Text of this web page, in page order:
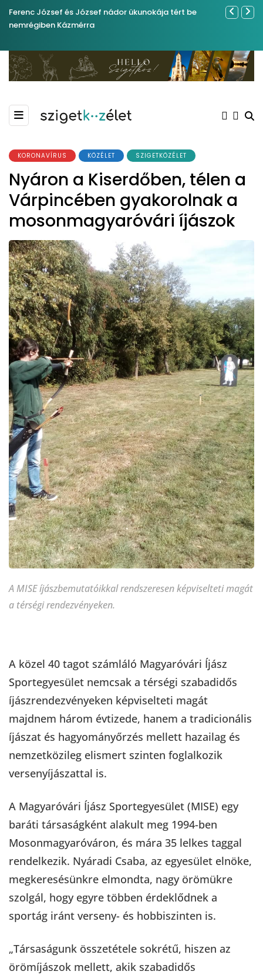
Ferenc József és József nádor ükunokája tért be
nemrégiben Kázmérra
Sose
KORONAVÍRUS KÖZÉLET SZIGETKÖZÉLET
Nyáron a Kiserdőben, télen a
Várpincében gyakorolnak a
mosonmagyaróvári íjászok
A MISE íjászbemutatóikkal rendszeresen képviselteti magát
a térségi rendezvényeken.
A közel 40 tagot számláló Magyaróvári Íjász
Sportegyesület nemcsak a térségi szabadidős
íjászrendezvényeken képviselteti magát
majdnem három évtizede, hanem a tradicionális
íjászat és hagyományőrzés mellett hazailag és
nemzetközileg elismert szinten foglalkozik
versenyíjászattal is.
A Magyaróvári Íjász Sportegyesület (MISE) egy
baráti társaságként alakult meg 1994-ben
Mosonmagyaróváron, és mára 35 lelkes taggal
rendelkezik. Nyáradi Csaba, az egyesület elnöke,
megkeresésünkre elmondta, nagy örömükre
szolgál, hogy egyre többen érdeklődnek a
sportág iránt verseny- és hobbiszinten is.
„Társaságunk összetétele sokrétű, hiszen az
örömíjászok mellett, akik szabadidős